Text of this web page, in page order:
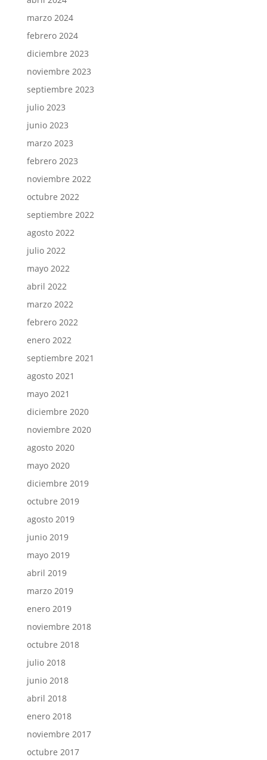
marzo 2024
febrero 2024
diciembre 2023
noviembre 2023
septiembre 2023
julio 2023
junio 2023
marzo 2023
febrero 2023
noviembre 2022
octubre 2022
septiembre 2022
agosto 2022
julio 2022
mayo 2022
abril 2022
marzo 2022
febrero 2022
enero 2022
septiembre 2021
agosto 2021
mayo 2021
diciembre 2020
noviembre 2020
agosto 2020
mayo 2020
diciembre 2019
octubre 2019
agosto 2019
junio 2019
mayo 2019
abril 2019
marzo 2019
enero 2019
noviembre 2018
octubre 2018
julio 2018
junio 2018
abril 2018
enero 2018
noviembre 2017
octubre 2017